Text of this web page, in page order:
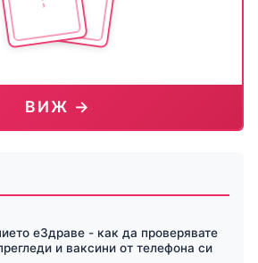
ВИЖ →
еЗдраве - как да проверявате
и ваксини от телефона си